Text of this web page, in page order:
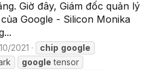
Giờ đây, Giám đốc quản lý
Google - Silicon Monika
2021 chip google
google tensor